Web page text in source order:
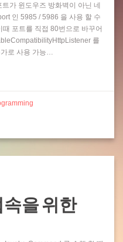
가 윈도우즈 방화벽이 아닌 네
인 5985 / 5986 을 사용 할 수
포트를 직접 80번으로 바꾸어
를
가로 사용 가능…
속을 위한